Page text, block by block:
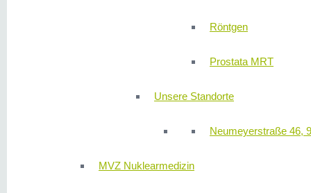
Röntgen
Prostata MRT
Unsere Standorte
Neumeyerstraße 46,
MVZ Nuklearmedizin